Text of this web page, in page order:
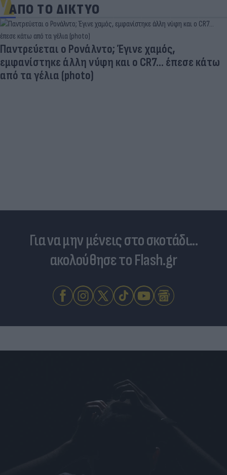
ΑΠΟ ΤΟ ΔΙΚΤΥΟ
Για να μην μένεις στο σκοτάδι...
ακολούθησε το Flash.gr